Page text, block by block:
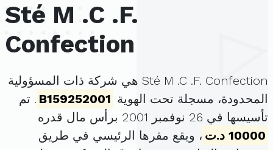
Sté M .C .F.
Confection
Sté M .C .F. Confection هي شركة ذات المسؤولية
المحدودة، مسجلة تحت الهوية B159252001 . تم
تأسيسها في 26 نوفمبر 2001 برأس مال قدره
10000 د.ت
، ويقع مقرها الرئيسي في طريق